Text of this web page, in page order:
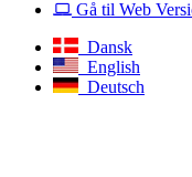
Gå til Web
Dansk
English
Deutsch